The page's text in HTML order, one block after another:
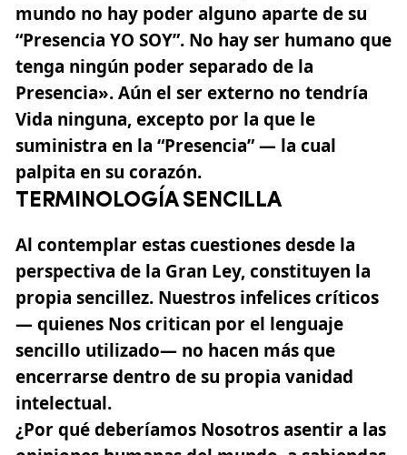
mundo no hay poder alguno aparte de su
“Presencia YO SOY”. No hay ser humano que
tenga ningún poder separado de la
Presencia». Aún el ser externo no tendría
Vida ninguna, excepto por la que le
suministra en la “Presencia” — la cual
palpita en su corazón.
TERMINOLOGÍA SENCILLA
Al contemplar estas cuestiones desde la
perspectiva de la Gran Ley, constituyen la
propia sencillez. Nuestros infelices críticos
— quienes Nos critican por el lenguaje
sencillo utilizado— no hacen más que
encerrarse dentro de su propia vanidad
intelectual.
¿Por qué deberíamos Nosotros asentir a las